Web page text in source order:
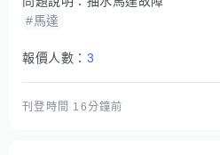
#馬達
報價人數： 3
刊登時間 16分鐘前